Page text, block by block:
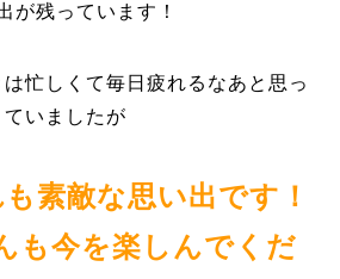
が残っています！
忙しくて毎日疲れるなあと思っ
ていましたが
素敵な思い出です！
も今を楽しんでくだ